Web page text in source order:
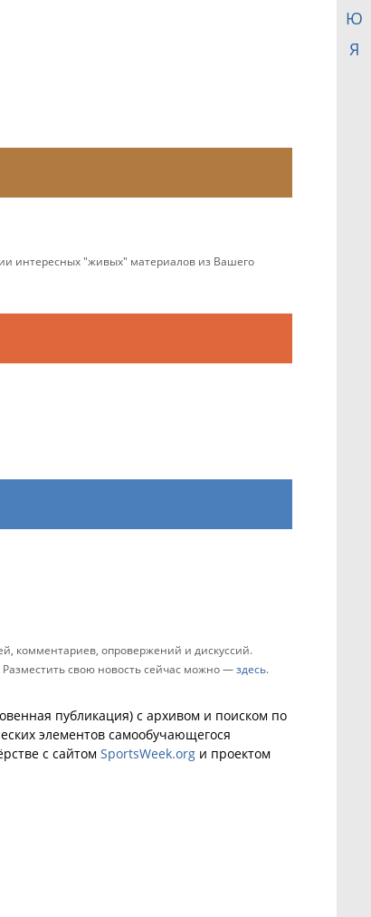
Ю
Я
интересных "живых" материалов из Вашего
комментариев, опровержений и дискуссий.
Разместить свою новость сейчас можно —здесь.
публикация) с архивом и поиском по
элементов самообучающегося
с сайтом SportsWeek.org и проектом